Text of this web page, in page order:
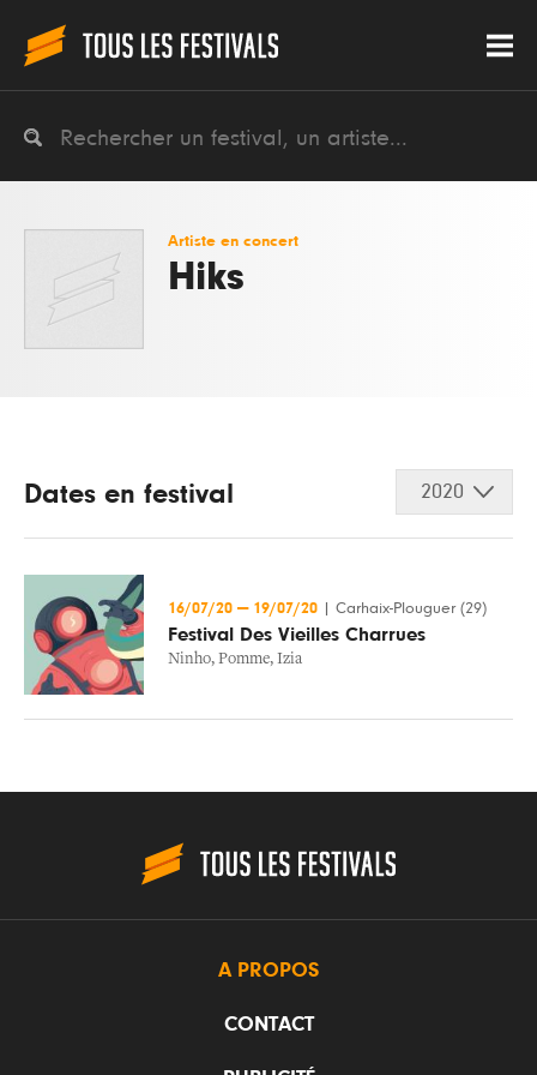
Artiste en concert
Hiks
Dates en festival 2020
16/07/20 — 19/07/20 Carhaix-Plouguer (29)
Festival Des Vieilles Charrues
Ninho, Pomme, Izia
A PROPOS
CONTACT